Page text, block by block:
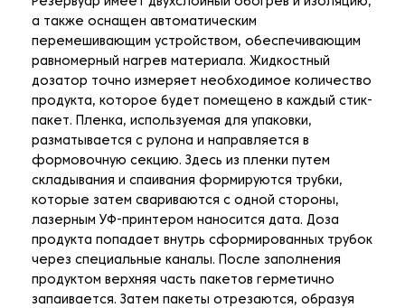
Резервуар имеет двухслойный обогрев и изоляцию,
а также оснащен автоматическим
перемешивающим устройством, обеспечивающим
равномерный нагрев материала. Жидкостный
дозатор точно измеряет необходимое количество
продукта, которое будет помещено в каждый стик-
пакет. Пленка, используемая для упаковки,
разматывается с рулона и направляется в
формовочную секцию. Здесь из пленки путем
складывания и спаивания формируются трубки,
которые затем свариваются с одной стороны,
лазерным УФ-принтером наносится дата. Доза
продукта попадает внутрь сформированных трубок
через специальные каналы. После заполнения
продуктом верхняя часть пакетов герметично
запаивается. Затем пакеты отрезаются, образуя